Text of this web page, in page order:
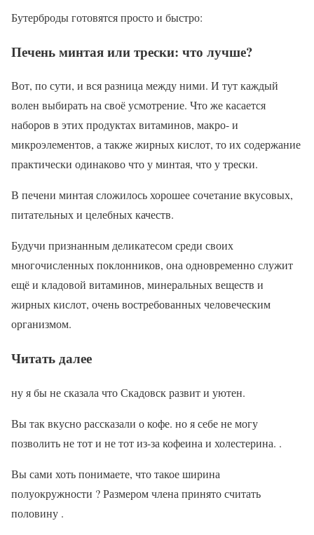
Бутерброды готовятся просто и быстро:
Печень минтая или трески: что лучше?
Вот, по сути, и вся разница между ними. И тут каждый
волен выбирать на своё усмотрение. Что же касается
наборов в этих продуктах витаминов, макро- и
микроэлементов, а также жирных кислот, то их содержание
практически одинаково что у минтая, что у трески.
В печени минтая сложилось хорошее сочетание вкусовых,
питательных и целебных качеств.
Будучи признанным деликатесом среди своих
многочисленных поклонников, она одновременно служит
ещё и кладовой витаминов, минеральных веществ и
жирных кислот, очень востребованных человеческим
организмом.
Читать далее
ну я бы не сказала что Скадовск развит и уютен.
Вы так вкусно рассказали о кофе. но я себе не могу
позволить не тот и не тот из-за кофеина и холестерина. .
Вы сами хоть понимаете, что такое ширина
полуокружности ? Размером члена принято считать
половину .